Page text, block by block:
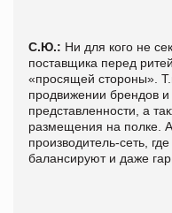
С.Ю.: Ни для кого не
поставщика перед
«просящей стороны».
продвижении брендов
представленности, а
размещения на полке.
производитель-сеть,
балансируют и даже